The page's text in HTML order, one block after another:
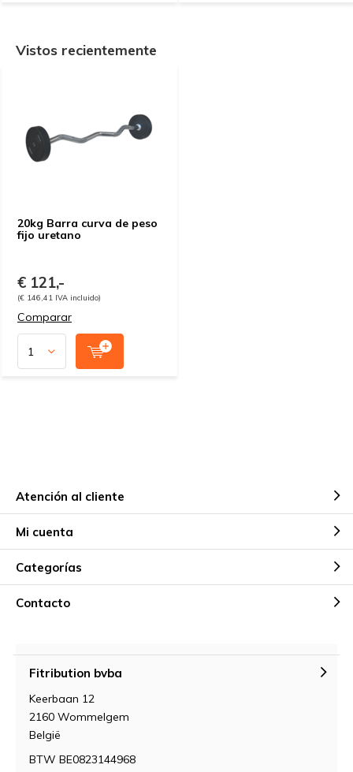
Vistos recientemente
20kg Barra curva de peso
fijo uretano
€ 121,-
(€ 146,41 IVA incluido)
Comparar
Atención al cliente
Mi cuenta
Categorías
Contacto
Fitribution bvba
Keerbaan 12
2160 Wommelgem
België
BTW BE0823144968